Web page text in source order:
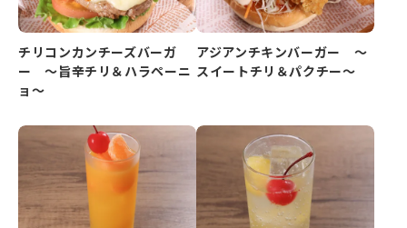
チリコンカンチーズバーガ
ー ～旨辛チリ＆ハラペーニ
ョ～
アジアンチキンバーガー ～
スイートチリ＆パクチー～